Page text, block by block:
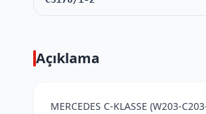
Açıklama
MERCEDES C-KLASSE (W203-